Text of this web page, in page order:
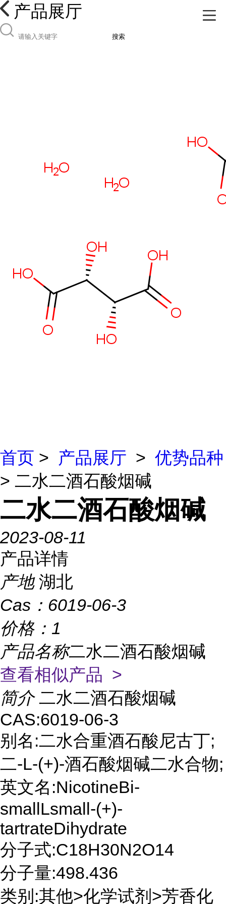
产品展厅
搜索
首页 > 产品展厅 > 优势品种
> 二水二酒石酸烟碱
二水二酒石酸烟碱
2023-08-11
产品详情
产地 湖北
Cas： 6019-06-3
价格： 1
产品名称二水二酒石酸烟碱
查看相似产品 >
简介 二水二酒石酸烟碱
CAS:6019-06-3
别名:二水合重酒石酸尼古丁;
二-L-(+)-酒石酸烟碱二水合物;
英文名:NicotineBi-
smallLsmall-(+)-
tartrateDihydrate
分子式:C18H30N2O14
分子量:498.436
类别:其他>化学试剂>芳香化